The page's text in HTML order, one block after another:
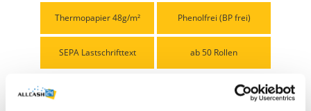
Thermopapier 48g/m² Phenolfrei (BP frei)
SEPA Lastschrifttext ab 50 Rollen
Menge Stückpreis